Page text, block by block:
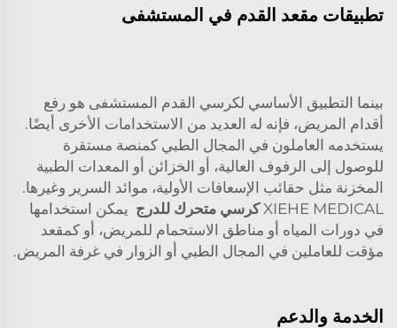
تطبيقات مقعد القدم في المستشفى
بينما التطبيق الأساسي لكرسي القدم المستشفى هو رفع
أقدام المريض، فإنه له العديد من الاستخدامات الأخرى أيضًا.
يستخدمه العاملون في المجال الطبي كمنصة مستقرة
للوصول إلى الرفوف العالية، أو الخزائن أو المعدات الطبية
المخزنة مثل حقائب الإسعافات الأولية، موائد السرير وغيرها.
XIEHE MEDICAL كرسي متحرك للدرج يمكن استخدامها
في دورات المياه أو مناطق الاستحمام للمريض، أو كمقعد
مؤقت للعاملين في المجال الطبي أو الزوار في غرفة المريض.
الخدمة والدعم